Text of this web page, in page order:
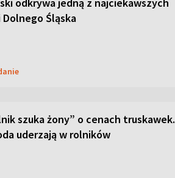
Śląska
szuka żony” o cenach truskawek.
uderzają w rolników